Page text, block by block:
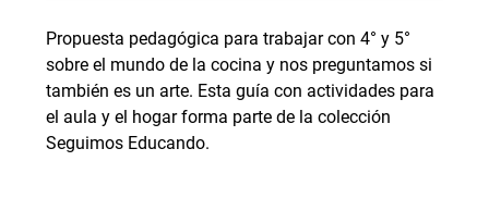
Propuesta pedagógica para trabajar con 4° y 5°
sobre el mundo de la cocina y nos preguntamos si
también es un arte. Esta guía con actividades para
el aula y el hogar forma parte de la colección
Seguimos Educando.